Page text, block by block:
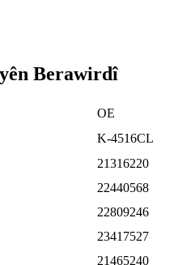
Berawirdî
OE
K-4516CL
21316220
22440568
22809246
23417527
21465240